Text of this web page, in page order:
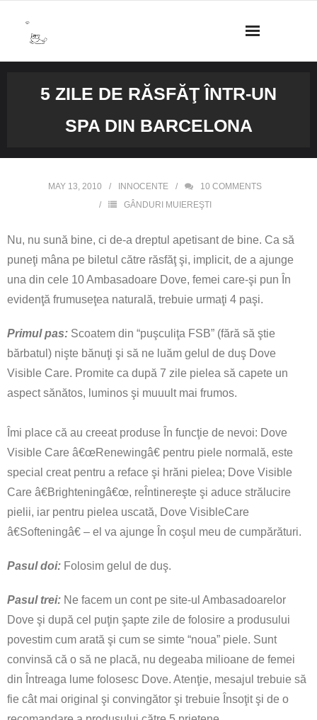
5 ZILE DE RĂSFĂŢ ÎNTR-UN
SPA DIN BARCELONA
MAY 13, 2010 INNOCENTE 10 COMMENTS
GÂNDURI MUIEREŞTI
Nu, nu sună bine, ci de-a dreptul apetisant de bine. Ca să
puneţi mâna pe biletul către răsfăţ şi, implicit, de a ajunge
una din cele 10 Ambasadoare Dove, femei care-şi pun În
evidenţă frumuseţea naturală, trebuie urmaţi 4 paşi.
Primul pas: Scoatem din “puşculiţa FSB” (fără să ştie
bărbatul) nişte bănuţi şi să ne luăm gelul de duş Dove
Visible Care. Promite ca după 7 zile pielea să capete un
aspect sănătos, luminos şi muuult mai frumos.
Îmi place că au creeat produse În funcţie de nevoi: Dove
Visible Care â€œRenewingâ€ pentru piele normală, este
special creat pentru a reface şi hrăni pielea; Dove Visible
Care â€Brighteningâ€œ, reÎntinereşte şi aduce strălucire
pielii, iar pentru pielea uscată, Dove VisibleCare
â€Softeningâ€ – el va ajunge În coşul meu de cumpărături.
Pasul doi: Folosim gelul de duş.
Pasul trei: Ne facem un cont pe site-ul Ambasadoarelor
Dove şi după cel puţin şapte zile de folosire a produsului
povestim cum arată şi cum se simte “noua” piele. Sunt
convinsă că o să ne placă, nu degeaba milioane de femei
din Întreaga lume folosesc Dove. Atenţie, mesajul trebuie să
fie cât mai original şi convingător şi trebuie Însoţit şi de o